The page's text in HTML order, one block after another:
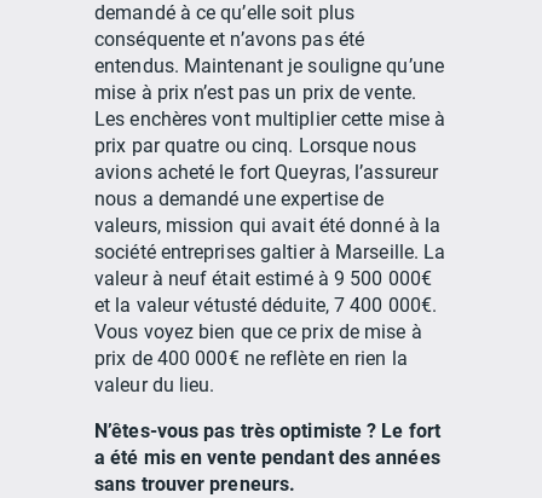
demandé à ce qu’elle soit plus
conséquente et n’avons pas été
entendus. Maintenant je souligne qu’une
mise à prix n’est pas un prix de vente.
Les enchères vont multiplier cette mise à
prix par quatre ou cinq. Lorsque nous
avions acheté le fort Queyras, l’assureur
nous a demandé une expertise de
valeurs, mission qui avait été donné à la
société entreprises galtier à Marseille. La
valeur à neuf était estimé à 9 500 000€
et la valeur vétusté déduite, 7 400 000€.
Vous voyez bien que ce prix de mise à
prix de 400 000€ ne reflète en rien la
valeur du lieu.
N’êtes-vous pas très optimiste ? Le fort
a été mis en vente pendant des années
sans trouver preneurs.